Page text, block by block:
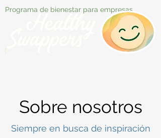
Programa de bienestar para empresas
Sobre nosotros
Siempre en busca de inspiración